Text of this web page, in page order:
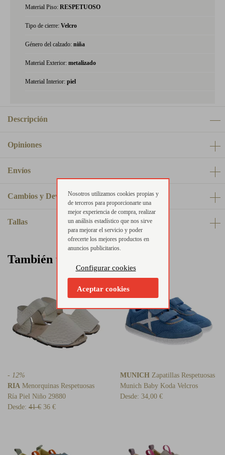
Material Piso: RESPETUOSO
Tipo de cierre: Velcro
Género del calzado: niña
Material Exterior: metalizado
Material Interior: piel
Descripción
Opiniones
Envíos
Cambios y Devoluciones
Tallas
También te puede interesar
- 12%
RIA Menorquinas Respetuosas
Ría Piel Niño 29880
Desde: 41 € 36 €
MUNICH Zapatillas Respetuosas
Munich Baby Koda Velcros
Desde: 34,00 €
Nosotros utilizamos cookies propias y
de terceros para proporcionarte una
mejor experiencia de compra, realizar
un análisis estadístico que nos sirve
para mejorar el servicio y poder
ofrecerte los mejores productos en
anuncios publicitarios.
Configurar cookies
Aceptar cookies